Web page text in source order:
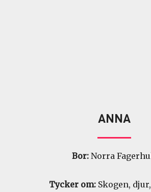
ANNA
Bor: Norra
Tycker om: Skogen,